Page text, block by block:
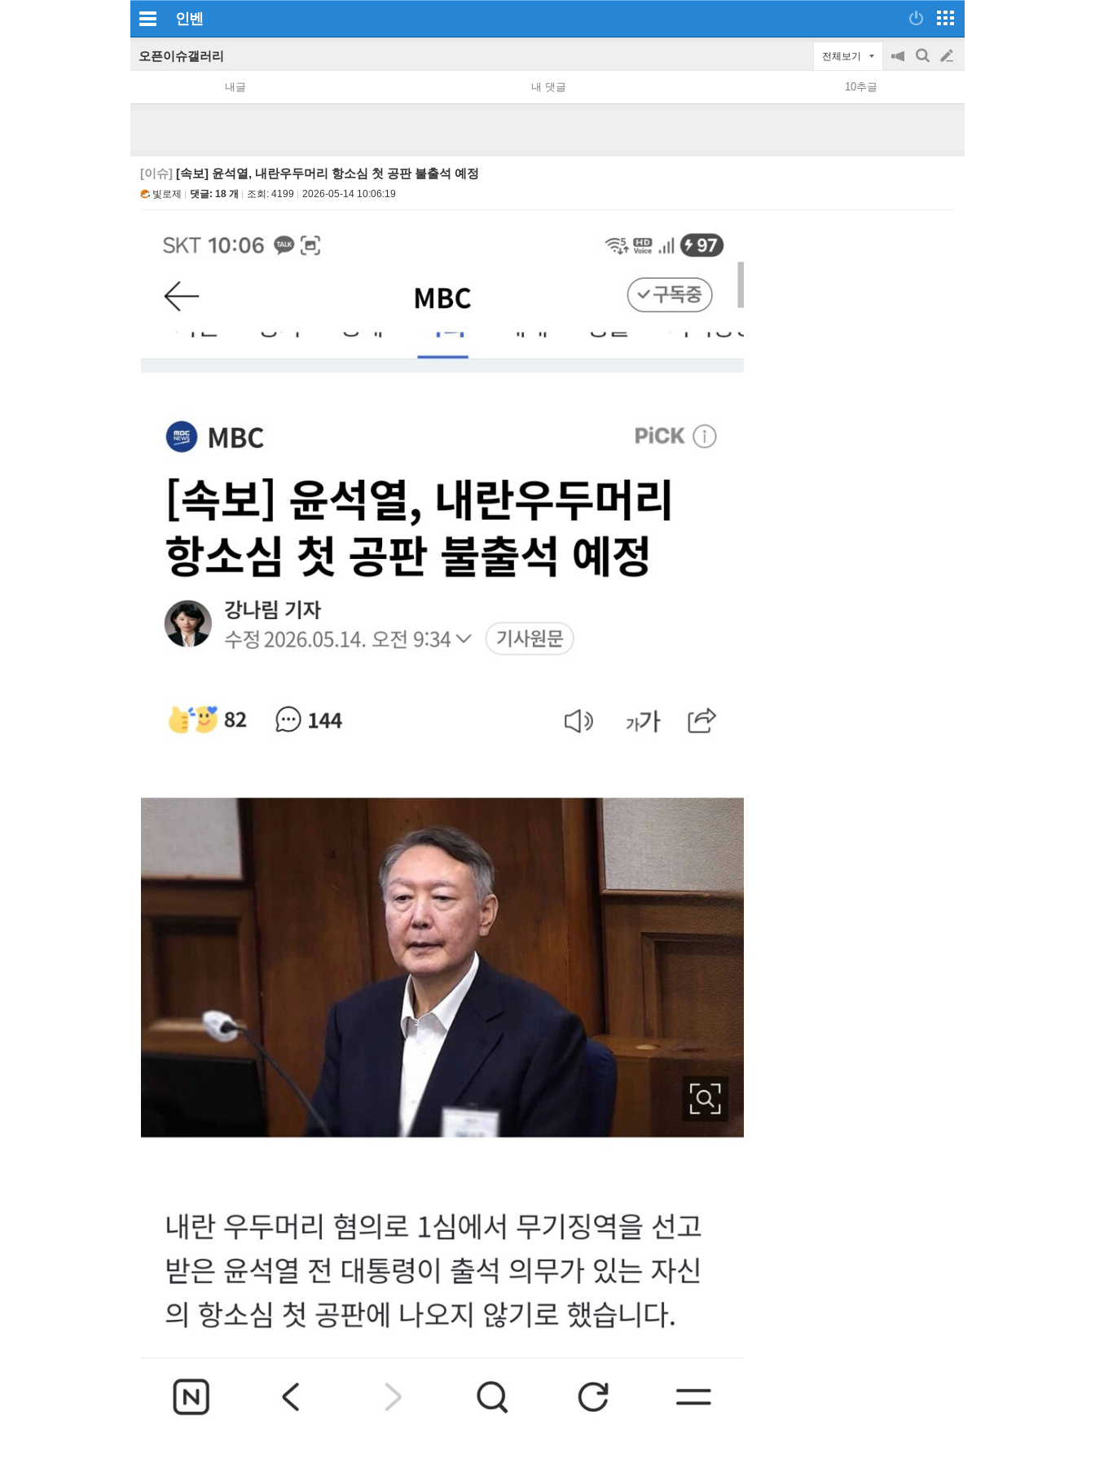
인벤
오픈이슈갤러리 전체보기
공
on/off
검
글
쓰
내글 내 댓글 10추글
[이슈] [속보] 윤석열, 내란우두머리 항소심 첫 공판 불출석 예정
빛로제 댓글: 18 개 조회: 4199 2026-05-14 10:06:19